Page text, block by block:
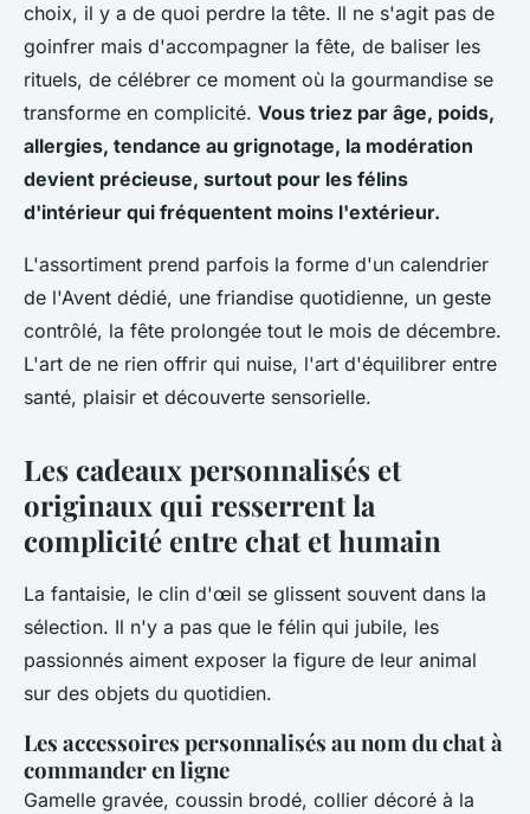
choix, il y a de quoi perdre la tête. Il ne s'agit pas de
goinfrer mais d'accompagner la fête, de baliser les
rituels, de célébrer ce moment où la gourmandise se
transforme en complicité. Vous triez par âge, poids,
allergies, tendance au grignotage, la modération
devient précieuse, surtout pour les félins
d'intérieur qui fréquentent moins l'extérieur.
L'assortiment prend parfois la forme d'un calendrier
de l'Avent dédié, une friandise quotidienne, un geste
contrôlé, la fête prolongée tout le mois de décembre.
L'art de ne rien offrir qui nuise, l'art d'équilibrer entre
santé, plaisir et découverte sensorielle.
Les cadeaux personnalisés et
originaux qui resserrent la
complicité entre chat et humain
La fantaisie, le clin d'œil se glissent souvent dans la
sélection. Il n'y a pas que le félin qui jubile, les
passionnés aiment exposer la figure de leur animal
sur des objets du quotidien.
Les accessoires personnalisés au nom du chat à
commander en ligne
Gamelle gravée, coussin brodé, collier décoré à la